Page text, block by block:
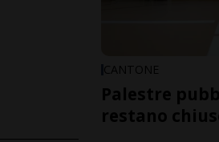
CANTONE
Palestre
restano